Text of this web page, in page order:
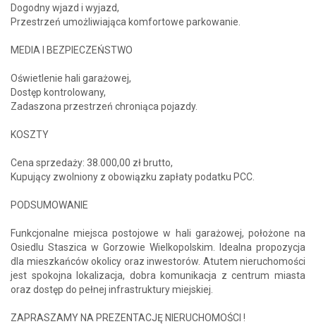
Dogodny wjazd i wyjazd,
Przestrzeń umożliwiająca komfortowe parkowanie.
MEDIA I BEZPIECZEŃSTWO
Oświetlenie hali garażowej,
Dostęp kontrolowany,
Zadaszona przestrzeń chroniąca pojazdy.
KOSZTY
Cena sprzedaży: 38.000,00 zł brutto,
Kupujący zwolniony z obowiązku zapłaty podatku PCC.
PODSUMOWANIE
Funkcjonalne miejsca postojowe w hali garażowej, położone na
Osiedlu Staszica w Gorzowie Wielkopolskim. Idealna propozycja
dla mieszkańców okolicy oraz inwestorów. Atutem nieruchomości
jest spokojna lokalizacja, dobra komunikacja z centrum miasta
oraz dostęp do pełnej infrastruktury miejskiej.
ZAPRASZAMY NA PREZENTACJĘ NIERUCHOMOŚCI !